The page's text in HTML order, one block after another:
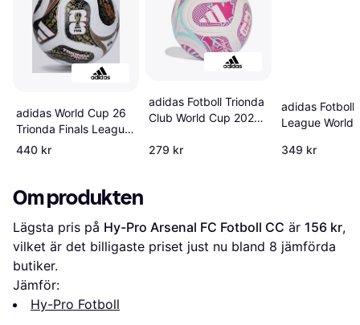
adidas World Cup 26
Trionda Finals League
Ball Size
440 kr
adidas Fotboll Trionda
Club World Cup 2026
279 kr
adidas Fotboll
League World
349 kr
Om produkten
Lägsta pris på Hy-Pro Arsenal FC Fotboll CC är 156 kr,
vilket är det billigaste priset just nu bland 8 jämförda
butiker.
Jämför:
Hy-Pro Fotboll